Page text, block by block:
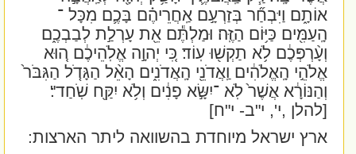
אוֹתָ֑ם וַיִּבְחַ֞ר בְּזַרְעָ֣ם אַֽחֲרֵיהֶ֗ם בָּכֶ֛ם מִכָּל ־
הָֽעַמִּ֖ים כַּיּ֥וֹם הַזֶּֽה׃ וּמַלְתֶּ֕ם אֵ֖ת עָרְלַ֣ת לְבַבְכֶ֑ם
וְעָ֨רְפְּכֶ֔ם לֹ֥א תַקְשׁ֖וּ עֽוֹד׃ כִּ֚י יְהוָ֣ה אֱלֹֽהֵיכֶ֔ם ה֚וּא
אֱלֹהֵ֣י הָֽאֱלֹהִ֔ים וַֽאֲדֹנֵ֖י הָֽאֲדֹנִ֑ים הָאֵ֨ל הַגָּדֹ֤ל הַגִּבֹּר֙
וְהַנּוֹרָ֔א אֲשֶׁר֙ לֹֽא ־יִשָּׂ֣א פָנִ֔ים וְלֹ֥א יִקַּ֖ח שֹֽׁחַד"׃
[להלן ,י', י"ב- י"ח]
ארץ ישראל מיוחדת בהשוואה ליתר הארצות: